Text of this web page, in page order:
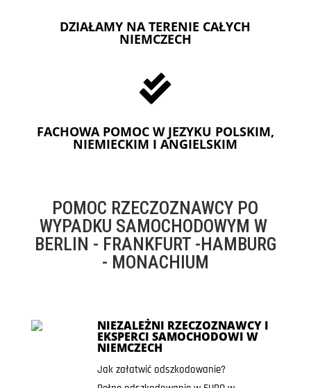
DZIAŁAMY NA TERENIE CAŁYCH
NIEMCZECH

FACHOWA POMOC W JEZYKU POLSKIM,
NIEMIECKIM I ANGIELSKIM
POMOC RZECZOZNAWCY PO
WYPADKU SAMOCHODOWYM W
BERLIN - FRANKFURT -HAMBURG
- MONACHIUM
NIEZALEŻNI RZECZOZNAWCY I
EKSPERCI SAMOCHODOWI W
NIEMCZECH
Jak załatwić odszkodowanie?